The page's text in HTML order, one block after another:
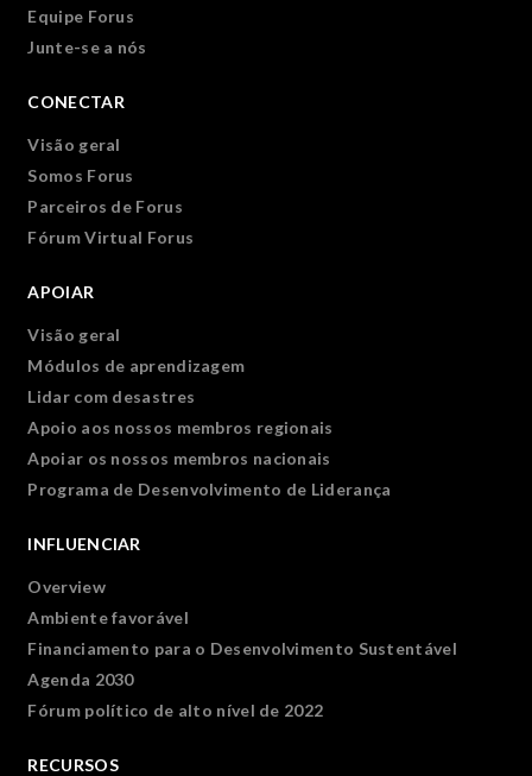
Equipe Forus
Junte-se a nós
CONECTAR
Visão geral
Somos Forus
Parceiros de Forus
Fórum Virtual Forus
APOIAR
Visão geral
Módulos de aprendizagem
Lidar com desastres
Apoio aos nossos membros regionais
Apoiar os nossos membros nacionais
Programa de Desenvolvimento de Liderança
INFLUENCIAR
Overview
Ambiente favorável
Financiamento para o Desenvolvimento Sustentável
Agenda 2030
Fórum político de alto nível de 2022
RECURSOS